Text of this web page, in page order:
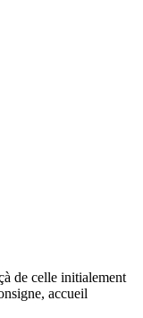
de celle initialement
accueil